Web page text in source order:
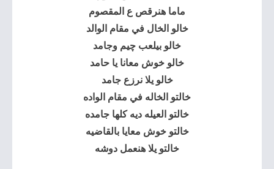
ماما هنرقص ع المقصوم
خالو الخال في مقام الوالد
خالو بيلعب چيم وجامد
خالو خوش معانا يا حامد
خالو يلا نرزع جامد
خالتو الخاله في مقام الواده
خالتو العيله ديه كلها جامده
خالتو خوش معايا بالقاضيه
خالتو يلا هنعمل دوشه